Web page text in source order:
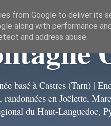
basé à Castres (Tarn) |
randonnées en Joëlette,
du Haut-Languedoc,
from Google to deliver its
along with performance
and address abuse.